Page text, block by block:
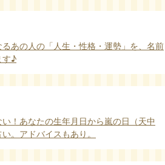
あの人の「人生・性格・運勢」を、名前
す♪
！あなたの生年月日から嵐の日（天中
。アドバイスもあり。